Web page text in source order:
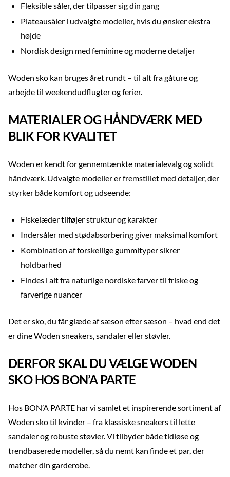
Fleksible såler, der tilpasser sig din gang
Plateausåler i udvalgte modeller, hvis du ønsker ekstra
højde
Nordisk design med feminine og moderne detaljer
Woden sko kan bruges året rundt – til alt fra gåture og
arbejde til weekendudflugter og ferier.
MATERIALER OG HÅNDVÆRK MED
BLIK FOR KVALITET
Woden er kendt for gennemtænkte materialevalg og solidt
håndværk. Udvalgte modeller er fremstillet med detaljer, der
styrker både komfort og udseende:
Fiskelæder tilføjer struktur og karakter
Indersåler med stødabsorbering giver maksimal komfort
Kombination af forskellige gummityper sikrer
holdbarhed
Findes i alt fra naturlige nordiske farver til friske og
farverige nuancer
Det er sko, du får glæde af sæson efter sæson – hvad end det
er dine Woden sneakers, sandaler eller støvler.
DERFOR SKAL DU VÆLGE WODEN
SKO HOS BON’A PARTE
Hos BON’A PARTE har vi samlet et inspirerende sortiment af
Woden sko til kvinder – fra klassiske sneakers til lette
sandaler og robuste støvler. Vi tilbyder både tidløse og
trendbaserede modeller, så du nemt kan finde et par, der
matcher din garderobe.